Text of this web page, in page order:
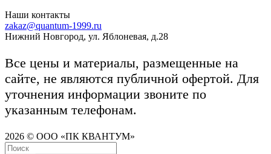
Наши контакты
zakaz@quantum-1999.ru
Нижний Новгород, ул. Яблоневая, д.28
Все цены и материалы, размещенные на
сайте, не являются публичной офертой. Для
уточнения информации звоните по
указанным телефонам.
2026 © ООО «ПК КВАНТУМ»